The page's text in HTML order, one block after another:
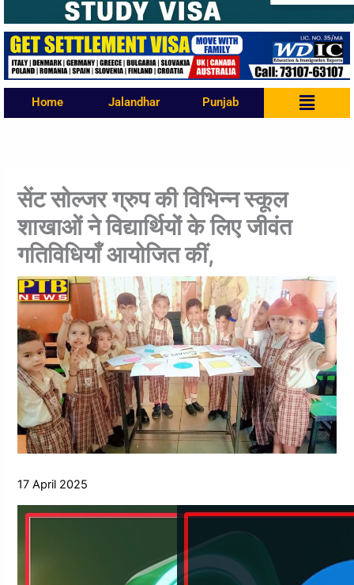
Home Jalandhar Punjab Menu
सेंट सोल्जर ग्रुप की विभिन्न स्कूल
शाखाओं ने विद्यार्थियों के लिए जीवंत
गतिविधियाँ आयोजित कीं,
17 April 2025